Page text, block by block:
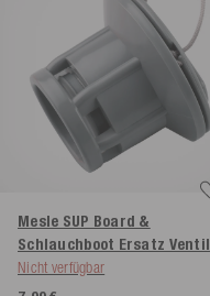
Mesle SUP Board &
Schlauchboot Ersatz Ventil
Nicht verfügbar